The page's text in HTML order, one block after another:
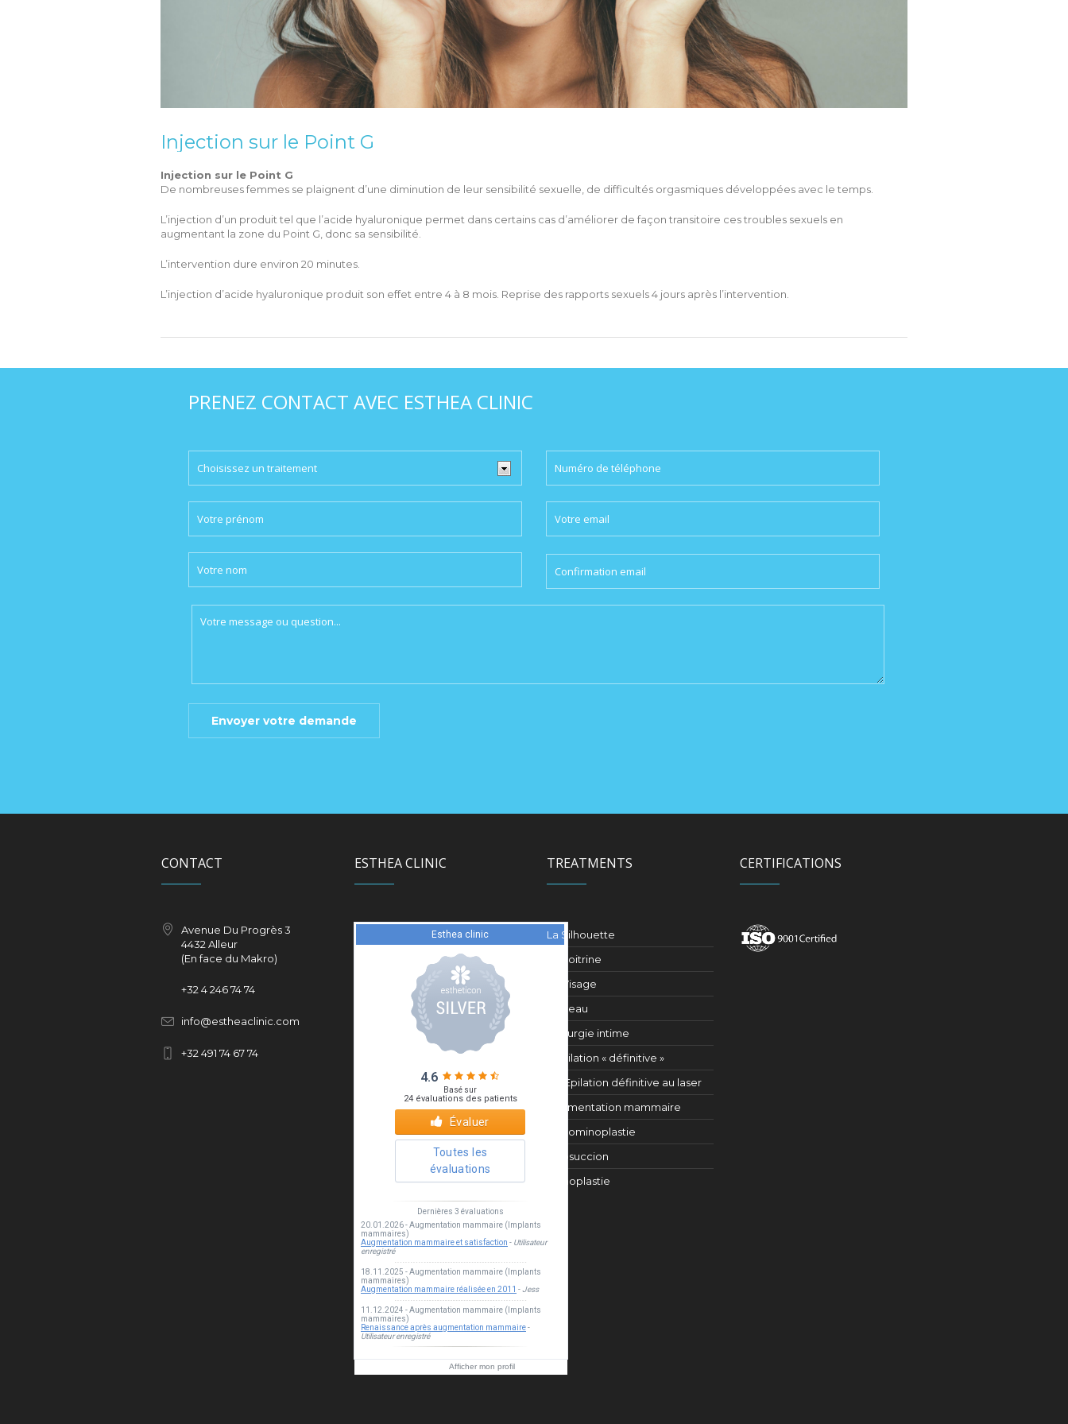
Injection sur le Point G
Injection sur le Point G
De nombreuses femmes se plaignent d’une diminution de leur sensibilité sexuelle, de difficultés orgasmiques développées avec le temps.
L’injection d’un produit tel que l’acide hyaluronique permet dans certains cas d’améliorer de façon transitoire ces troubles sexuels en
augmentant la zone du Point G, donc sa sensibilité.
L’intervention dure environ 20 minutes.
L’injection d’acide hyaluronique produit son effet entre 4 à 8 mois. Reprise des rapports sexuels 4 jours après l’intervention.
PRENEZ CONTACT AVEC ESTHEA CLINIC
leave
this
field
CONTACT
Avenue Du Progrès 3
4432 Alleur
(En face du Makro)
+32 4 246 74 74
info@estheaclinic.com
+32 491 74 67 74
ESTHEA CLINIC
Afficher mon profil
TREATMENTS
La Silhouette
La Poitrine
Le Visage
La Peau
Chirurgie intime
L’épilation « définitive »
Epilation définitive au laser
Augmentation mammaire
Abdominoplastie
Liposuccion
Rhinoplastie
CERTIFICATIONS